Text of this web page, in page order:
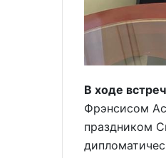
В ходе
Фрэнсисом
праздником